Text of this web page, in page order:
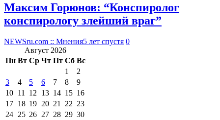
Максим Горюнов: “Конспиролог
конспирологу злейший враг”
NEWSru.com :: Мнения5 лет спустя 0
Август 2026
Пн Вт Ср Чт Пт Сб Вс
1
2
3
4 5 6 7 8
9
10 11 12 13 14 15 16
17 18 19 20 21 22 23
24 25 26 27 28 29 30